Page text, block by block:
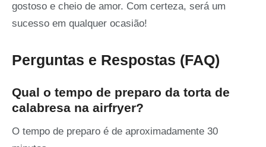
gostoso e cheio de amor. Com certeza, será um
sucesso em qualquer ocasião!
Perguntas e Respostas (FAQ)
Qual o tempo de preparo da torta de
calabresa na airfryer?
O tempo de preparo é de aproximadamente 30